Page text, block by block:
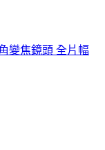
變焦鏡頭 全片幅